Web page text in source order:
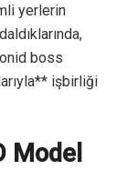
yerlerin
boss
işbirliği
Model